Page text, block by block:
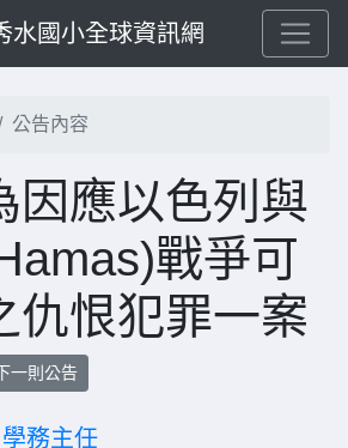
水國小全球資訊網
公告內容
因應以色列與
戰爭可
仇恨犯罪一案
一則公告
學務主任